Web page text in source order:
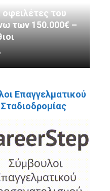
οφειλέτες του
των 150.000€ –
Επαγγελματικού